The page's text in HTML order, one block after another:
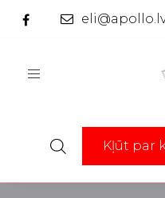
Toggle
Kļūt par